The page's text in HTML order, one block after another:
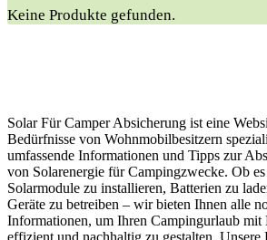
Keine Produkte gefunden.
Solar Für Camper Absicherung ist eine
Bedürfnisse von Wohnmobilbesitzern
umfassende Informationen und Tipps zur
von Solarenergie für Campingzwecke. Ob
Solarmodule zu installieren, Batterien zu
Geräte zu betreiben – wir bieten Ihnen alle
Informationen, um Ihren Campingurlaub
effizient und nachhaltig zu gestalten. Unsere